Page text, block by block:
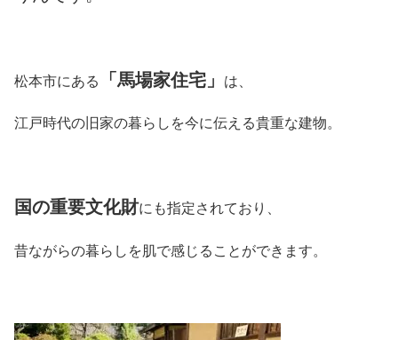
松本市にある 「馬場家住宅」 は、
江戸時代の旧家の暮らしを今に伝える貴重な建物。
国の重要文化財にも指定されており、
昔ながらの暮らしを肌で感じることができます。